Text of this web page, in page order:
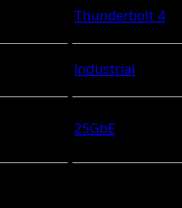
Thunderbolt 4
Industrial
25GbE